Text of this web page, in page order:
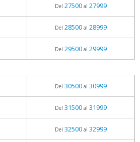
Del 27500al 27999
Del 28500al 28999
Del 29500al 29999
Del 30500al 30999
Del 31500al 31999
Del 32500al 32999